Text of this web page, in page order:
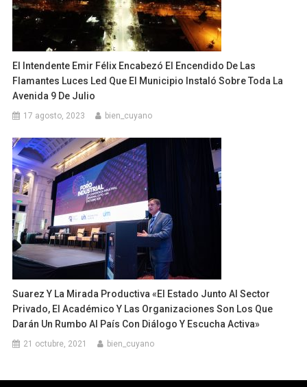
El Intendente Emir Félix Encabezó El Encendido De Las
Flamantes Luces Led Que El Municipio Instaló Sobre Toda La
Avenida 9 De Julio
17 agosto, 2023 bien_cuyano
Suarez Y La Mirada Productiva «El Estado Junto Al Sector
Privado, El Académico Y Las Organizaciones Son Los Que
Darán Un Rumbo Al País Con Diálogo Y Escucha Activa»
21 octubre, 2021 bien_cuyano